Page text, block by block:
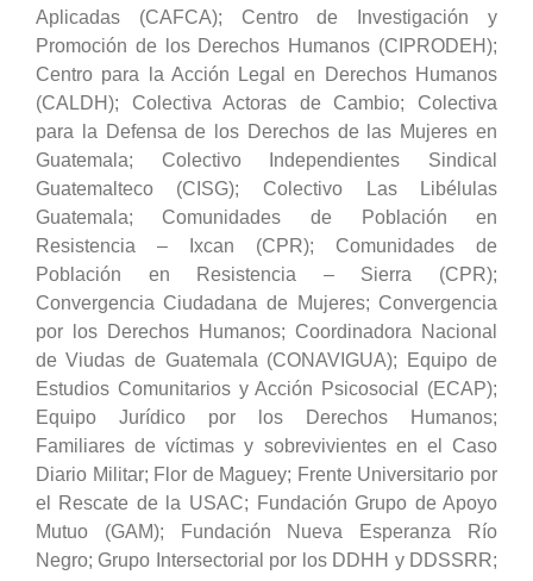
Aplicadas (CAFCA); Centro de Investigación y
Promoción de los Derechos Humanos (CIPRODEH);
Centro para la Acción Legal en Derechos Humanos
(CALDH); Colectiva Actoras de Cambio; Colectiva
para la Defensa de los Derechos de las Mujeres en
Guatemala; Colectivo Independientes Sindical
Guatemalteco (CISG); Colectivo Las Libélulas
Guatemala; Comunidades de Población en
Resistencia – Ixcan (CPR); Comunidades de
Población en Resistencia – Sierra (CPR);
Convergencia Ciudadana de Mujeres; Convergencia
por los Derechos Humanos; Coordinadora Nacional
de Viudas de Guatemala (CONAVIGUA); Equipo de
Estudios Comunitarios y Acción Psicosocial (ECAP);
Equipo Jurídico por los Derechos Humanos;
Familiares de víctimas y sobrevivientes en el Caso
Diario Militar; Flor de Maguey; Frente Universitario por
el Rescate de la USAC; Fundación Grupo de Apoyo
Mutuo (GAM); Fundación Nueva Esperanza Río
Negro; Grupo Intersectorial por los DDHH y DDSSRR;